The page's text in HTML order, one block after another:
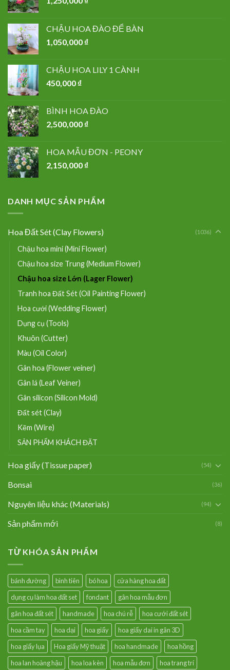
CHẬU HOA ĐÀO ĐỂ BÀN
1,050,000 ₫
CHẬU HOA LILY 1 CÀNH
450,000 ₫
BÌNH HOA ĐÀO
2,500,000 ₫
HOA MẪU ĐƠN - PEONY
2,150,000 ₫
DANH MỤC SẢN PHẨM
Hoa Đất Sét (Clay Flowers) (1036)
Chậu hoa mini (Mini Flower)
Chậu hoa size Trung (Medium Flower)
Chậu hoa size Lớn (Lager Flower)
Tranh hoa Đất Sét (Oil Painting Flower)
Hoa cưới (Wedding Flower)
Dụng cụ (Tools)
Khuôn (Cutter)
Màu (Oil Color)
Gân hoa (Flower veiner)
Gân lá (Leaf Veiner)
Gân silicon (Silicon Mold)
Đất sét (Clay)
Kẽm (Wire)
SẢN PHẨM KHÁCH ĐẶT
Hoa giấy (Tissue paper) (54)
Bonsai (36)
Nguyên liệu khác (Materials) (94)
Sản phẩm mới (8)
TỪ KHÓA SẢN PHẨM
bánh đường bình tiên bó hoa
cửa hàng hoa đất
dụng cụ làm hoa đất set
fondant
gân hoa mẫu đơn
gân hoa đất sét
handmade hoa chú rễ
hoa cưới đất sét
hoa cầm tay
hoa dại hoa giấy
hoa giấy dai in gân 3D
hoa giấy lụa
Hoa giấy Mỹ thuật hoa handmade
hoa hồng
hoa lan hoàng hậu
hoa loa kèn hoa mẫu đơn hoa trang trí